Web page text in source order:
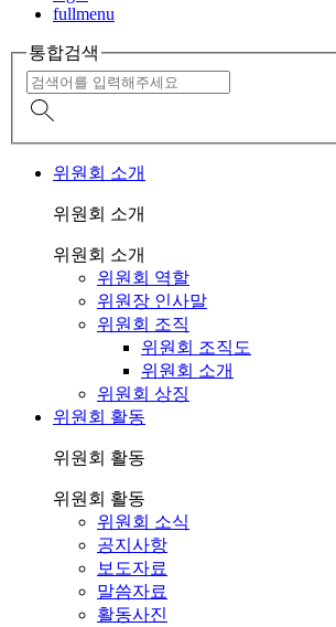
fullmenu
통합검색
위원회 소개
위원회 소개
위원회 소개
위원회 역할
위원장 인사말
위원회 조직
위원회 조직도
위원회 소개
위원회 상징
위원회 활동
위원회 활동
위원회 활동
위원회 소식
공지사항
보도자료
말씀자료
활동사진